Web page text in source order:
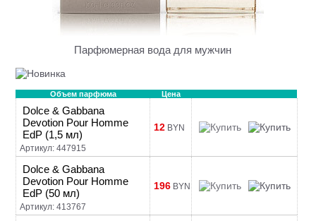
Парфюмерная вода для мужчин
Объем парфюма Цена
Dolce & Gabbana
Devotion Pour Homme
EdP (1,5 мл)
Артикул: 447915
12 BYN
Dolce & Gabbana
Devotion Pour Homme
EdP (50 мл)
Артикул: 413767
196 BYN